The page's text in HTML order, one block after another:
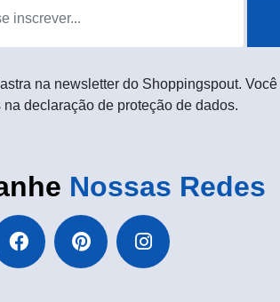
na newsletter do Shoppingspout.
na declaração de proteção de dados.
Nossas Redes